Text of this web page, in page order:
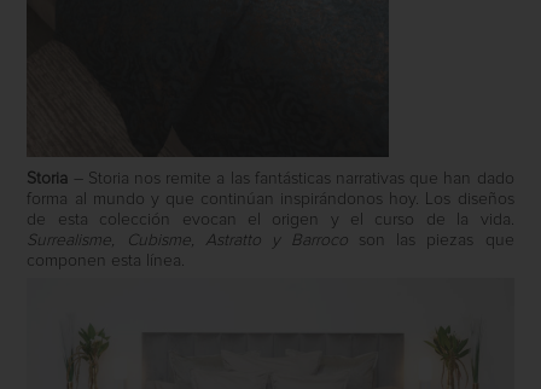
Storia – Storia nos remite a las fantásticas narrativas que han dado
forma al mundo y que continúan inspirándonos hoy. Los diseños
de esta colección evocan el origen y el curso de la vida.
Surrealisme,
Cubisme, Astratto y Barroco son las piezas que
componen esta línea.